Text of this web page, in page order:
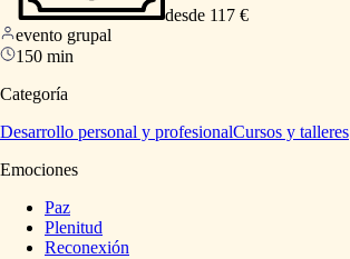
desde 117 €
evento grupal
150 min
Categoría
Desarrollo personal y profesionalCursos y talleres
Emociones
Paz
Plenitud
Reconexión